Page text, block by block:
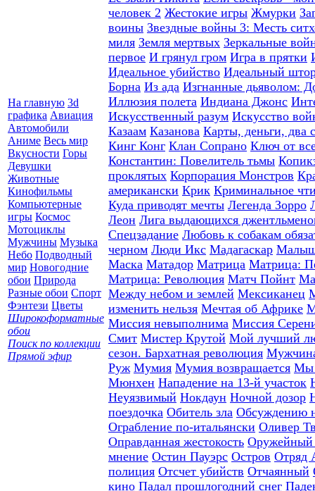
На главную 3d
графика Авиация
Автомобили
Аниме Весь мир
Вкусности Горы
Девушки
Животные
Кинофильмы
Компьютерные
игры Космос
Мотоциклы
Мужчины Музыка
Небо Подводный
мир Новогодние
обои Природа
Разные обои Спорт
Фэнтези Цветы
Широкоформатные
обои
Поиск по коллекции
Прямой эфир
человек 2 Жестокие игры Жмурки
воины Звездные войны 3: Месть
миля Земля мертвых Зеркальные
первое И грянул гром Игра в прятки
Идеальное убийство Идеальный
Борна Из ада Изгнанные дьяволом:
Иллюзия полета Индиана Джонс
Искусственный разум Искусство
Казаам Казанова Карты, деньги, два
Кинг Конг Клан Сопрано Ключ от
Константин: Повелитель тьмы
проклятых Корпорация Монстров
американски Крик Криминальное
Куда приводят мечты Легенда Зорро
Леон Лига выдающихся
Спецзадание Любовь к собакам
черном Люди Икс Мадагаскар
Маска Матадор Матрица Матрица:
Матрица: Революция Матч Пойнт
Между небом и землей Мексиканец
изменить нельзя Мечтая об Африке
Миссия невыполнима Миссия
Смит Мистер Крутой Мой лучший
сезон. Бархатная революция
Руж Мумия Мумия возвращается Мы
Мюнхен Нападение на 13-й участок
Неуязвимый Нокдаун Ночной дозор
поездочка Обитель зла Обсуждению
Ограбление по-итальянски Оливер
Оправданная жестокость Оружейный
мнение Остин Пауэрс Остров Отряд
полиция Отсчет убийств Отчаянный
кино Падал прошлогодний снег